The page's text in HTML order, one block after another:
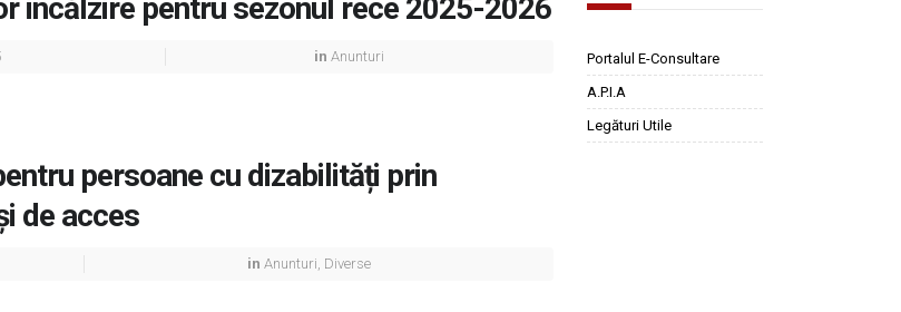
incălzire pentru sezonul rece 2025-2026
in Anunturi
persoane cu dizabilități prin
de acces
in Anunturi, Diverse
Portalul E-Consultare
A.P.I.A
Legături Utile